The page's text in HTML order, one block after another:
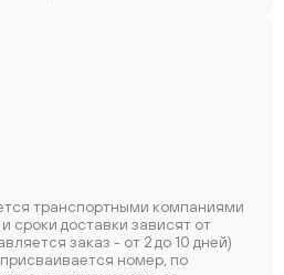
транспортными компаниями
сроки доставки зависят от
заказ - от 2 до 10 дней)
номер, по